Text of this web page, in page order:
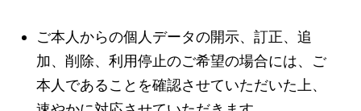
ご本人からの個人データの開示、訂正、追
加、削除、利用停止のご希望の場合には、ご
本人であることを確認させていただいた上、